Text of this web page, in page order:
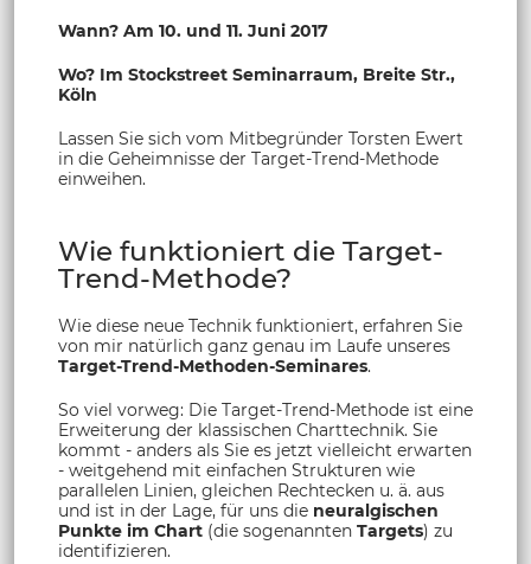
Wann? Am 10. und 11. Juni 2017
Wo? Im Stockstreet Seminarraum, Breite Str.,
Köln
Lassen Sie sich vom Mitbegründer Torsten Ewert
in die Geheimnisse der Target-Trend-Methode
einweihen.
Wie funktioniert die Target-
Trend-Methode?
Wie diese neue Technik funktioniert, erfahren Sie
von mir natürlich ganz genau im Laufe unseres
Target-Trend-Methoden-Seminares.
So viel vorweg: Die Target-Trend-Methode ist eine
Erweiterung der klassischen Charttechnik. Sie
kommt - anders als Sie es jetzt vielleicht erwarten
- weitgehend mit einfachen Strukturen wie
parallelen Linien, gleichen Rechtecken u. ä. aus
und ist in der Lage, für uns die neuralgischen
Punkte im Chart (die sogenannten Targets) zu
identifizieren.